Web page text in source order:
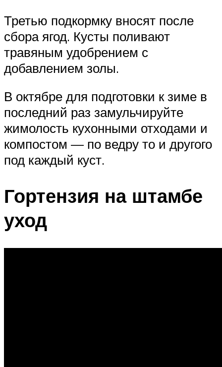
Третью подкормку вносят после
сбора ягод. Кусты поливают
травяным удобрением с
добавлением золы.
В октябре для подготовки к зиме в
последний раз замульчируйте
жимолость кухонными отходами и
компостом — по ведру то и другого
под каждый куст.
Гортензия на штамбе
уход